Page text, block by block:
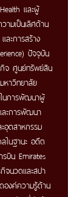
และผู้
มเป็นเลิศด้าน
ละการสร้าง
ปัจจุบัน
จ ศูนย์ทรัพย์สิน
หาวิทยาลัย
นการพัฒนาผู้
ละการพัฒนา
อุตสาหกรรม
ในฐานะ อดีต
บิน Emirates
จนวดและสปา
องค์ความรู้ด้าน